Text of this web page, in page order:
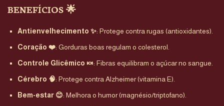
BENEFÍCIOS 🌟
Antienvelhecimento ✨: Protege contra rugas (antioxidantes).
Coração ❤️: Gorduras boas regulam o colesterol.
Controle Glicêmico 🍬: Fibras equilibram o açúcar no sangue.
Cérebro 🧠: Protege contra Alzheimer (vitamina E).
Bem-estar 😊: Melhora o humor (magnésio/triptofano).